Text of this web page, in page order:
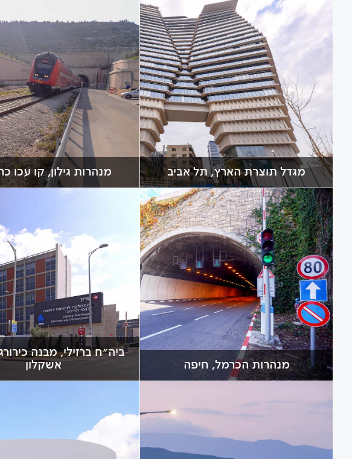
מגדל תוצרת הארץ, תל אביב מנהרות גילון, קו עכו
מנהרות הכרמל, חיפה
ביה"ח ברזילי, מבנה
אשקלון